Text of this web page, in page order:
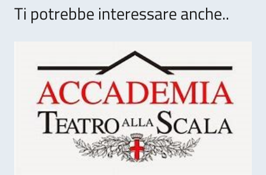
Ti potrebbe interessare anche..